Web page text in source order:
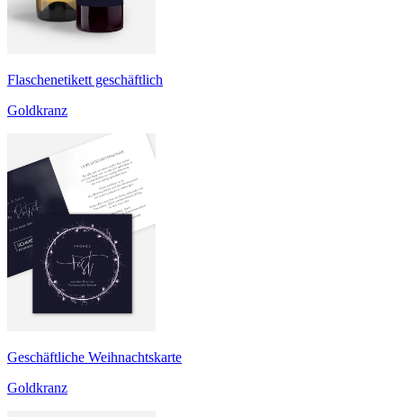
Flaschenetikett geschäftlich
Goldkranz
Geschäftliche Weihnachtskarte
Goldkranz